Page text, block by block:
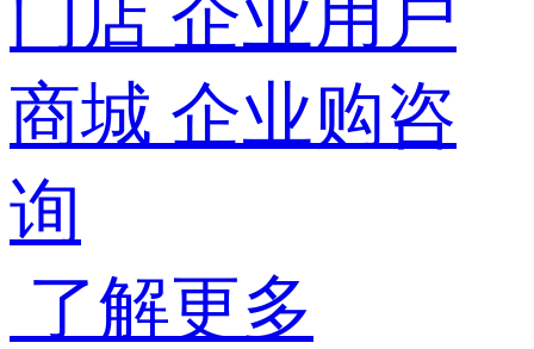
门店 企业用户
商城 企业购咨
询
了解更多